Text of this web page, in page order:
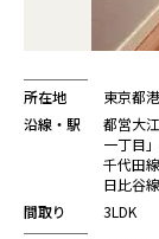
所在地
東京都
沿線・駅
都営大
一丁目
千代田
日比谷
間取り
3LDK